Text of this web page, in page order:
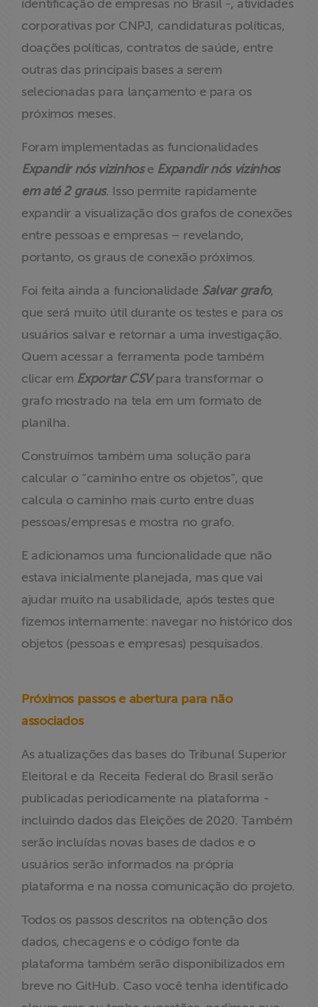
identificação de empresas no Brasil -, atividades
corporativas por CNPJ, candidaturas políticas,
doações políticas, contratos de saúde, entre
outras das principais bases a serem
selecionadas para lançamento e para os
próximos meses.
Foram implementadas as funcionalidades
Expandir nós vizinhose Expandir nós vizinhos
em até 2 graus. Isso permite rapidamente
expandir a visualização dos grafos de conexões
entre pessoas e empresas – revelando,
portanto, os graus de conexão próximos.
Foi feita ainda a funcionalidade Salvar grafo,
que será muito útil durante os testes e para os
usuários salvar e retornar a uma investigação.
Quem acessar a ferramenta pode também
clicar em Exportar CSVpara transformar o
grafo mostrado na tela em um formato de
planilha.
Construímos também uma solução para
calcular o “caminho entre os objetos”, que
calcula o caminho mais curto entre duas
pessoas/empresas e mostra no grafo.
E adicionamos uma funcionalidade que não
estava inicialmente planejada, mas que vai
ajudar muito na usabilidade, após testes que
fizemos internamente: navegar no histórico dos
objetos (pessoas e empresas) pesquisados.
Próximos passos e abertura para não
associados
As atualizações das bases do Tribunal Superior
Eleitoral e da Receita Federal do Brasil serão
publicadas periodicamente na plataforma -
incluindo dados das Eleições de 2020. Também
serão incluídas novas bases de dados e o
usuários serão informados na própria
plataforma e na nossa comunicação do projeto.
Todos os passos descritos na obtenção dos
dados, checagens e o código fonte da
plataforma também serão disponibilizados em
breve no GitHub. Caso você tenha identificado